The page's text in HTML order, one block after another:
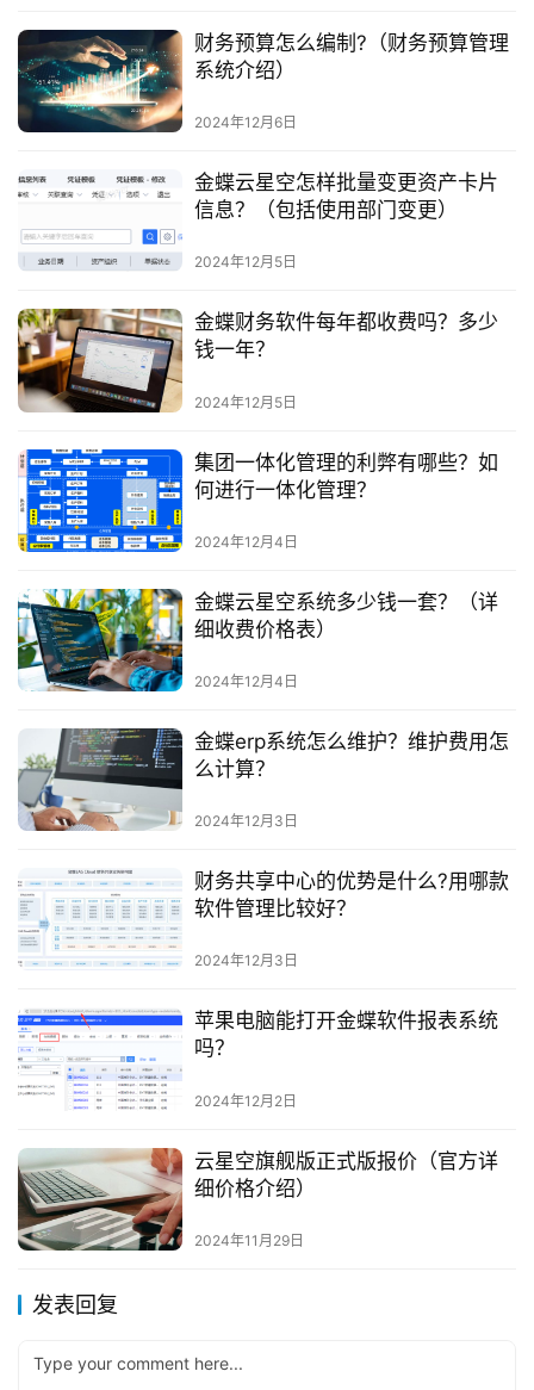
财务预算怎么编制?（财务预算管理
系统介绍）
2024年12月6日
金蝶云星空怎样批量变更资产卡片
信息？（包括使用部门变更）
2024年12月5日
金蝶财务软件每年都收费吗？多少
钱一年？
2024年12月5日
集团一体化管理的利弊有哪些？如
何进行一体化管理？
2024年12月4日
金蝶云星空系统多少钱一套？（详
细收费价格表）
2024年12月4日
金蝶erp系统怎么维护？维护费用怎
么计算？
2024年12月3日
财务共享中心的优势是什么?用哪款
软件管理比较好？
2024年12月3日
苹果电脑能打开金蝶软件报表系统
吗？
2024年12月2日
云星空旗舰版正式版报价（官方详
细价格介绍）
2024年11月29日
发表回复